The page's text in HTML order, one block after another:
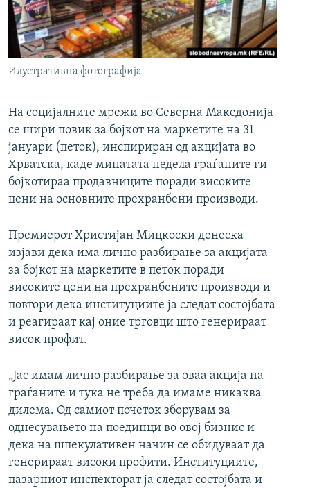
РСЕ веб страници
Илустративна фотографија
На социјалните мрежи во Северна Македонија
се шири повик за бојкот на маркетите на 31
јануари (петок), инспириран од акцијата во
Хрватска, каде минатата недела граѓаните ги
бојкотираа продавниците поради високите
цени на основните прехранбени производи.
Премиерот Христијан Мицкоски денеска
изјави дека има лично разбирање за акцијата
за бојкот на маркетите в петок поради
високите цени на прехранбените производи и
повтори дека институциите ја следат состојбата
и реагираат кај оние трговци што генерираат
висок профит.
„Јас имам лично разбирање за оваа акција на
граѓаните и тука не треба да имаме никаква
дилема. Од самиот почеток зборувам за
однесувањето на поединци во овој бизнис и
дека на шпекулативен начин се обидуваат да
генерираат високи профити. Институциите,
пазарниот инспекторат ја следат состојбата и